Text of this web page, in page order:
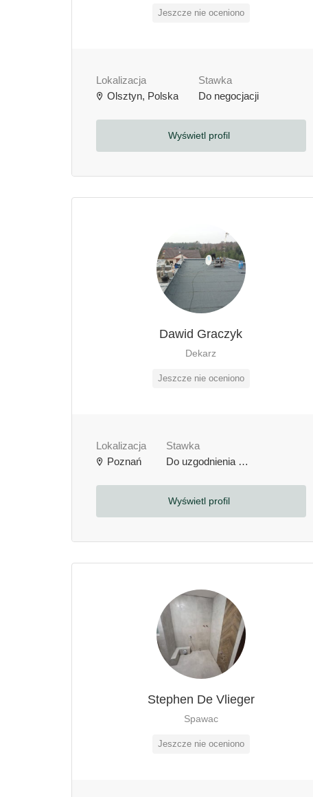
Jeszcze nie oceniono
Lokalizacja
Olsztyn, Polska
Stawka
Do negocjacji
Wyświetl profil
Dawid Graczyk
Dekarz
Jeszcze nie oceniono
Lokalizacja
Poznań
Stawka
Do uzgodnienia
Wyświetl profil
Stephen De Vlieger
Spawac
Jeszcze nie oceniono